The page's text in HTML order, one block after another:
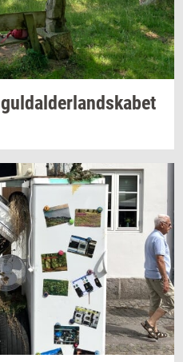
gul­dal­der­land­ska­bet